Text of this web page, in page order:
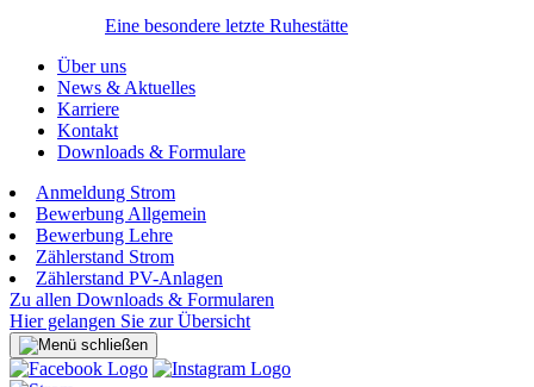
Eine besondere letzte Ruhestätte
Über uns
News & Aktuelles
Karriere
Kontakt
Downloads & Formulare
Anmeldung Strom
Bewerbung Allgemein
Bewerbung Lehre
Zählerstand Strom
Zählerstand PV-Anlagen
Zu allen Downloads & Formularen
Hier gelangen Sie zur Übersicht